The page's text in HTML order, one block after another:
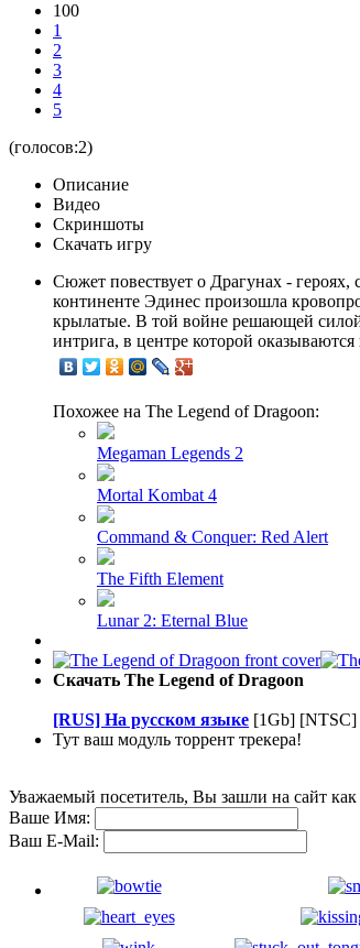
100
1
2
3
4
5
(голосов:2)
Описание
Видео
Скриншоты
Скачать игру
Сюжет повествует о Драгунах -
континенте Эдинес произошла
крылатые. В той войне решающей силой
интрига, в центре которой
Похожее на The Legend of Dragoon:
Megaman Legends 2
Mortal Kombat 4
Command & Conquer: Red Alert
The Fifth Element
Lunar 2: Eternal Blue
Скачать The Legend of Dragoon
[RUS] На русском языке [1Gb] [NTSC]
Тут ваш модуль торрент трекера!
Уважаемый посетитель, Вы зашли на сайт
Ваше Имя:
Ваш E-Mail: